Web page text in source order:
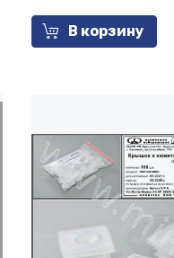
В корзину